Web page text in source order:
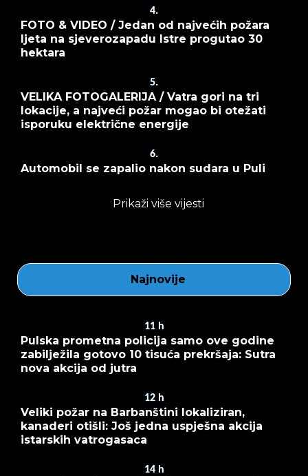
4.
FOTO & VIDEO / Jedan od najvećih požara
ljeta na sjeverozapadu Istre progutao 30
hektara
5.
VELIKA FOTOGALERIJA / Vatra gori na tri
lokacije, a najveći požar mogao bi otežati
isporuku električne energije
6.
Automobil se zapalio nakon sudara u Puli
Prikaži više vijesti
Najnovije
11 h
Pulska prometna policija samo ove godine
zabilježila gotovo 10 tisuća prekršaja: Sutra
nova akcija od jutra
12 h
Veliki požar na Barbanštini lokaliziran,
kanaderi otišli: Još jedna uspješna akcija
istarskih vatrogasaca
14 h